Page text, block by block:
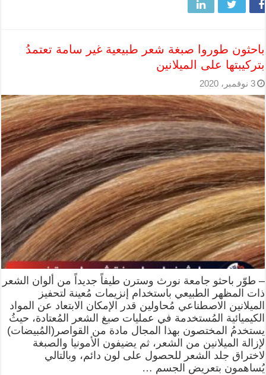
باحثون طوروا صبغة شعر طبيعية غير سامة تعتمدُ
بتركيبتها على الميلانين
3 نوفمبر، 2020
– طوّر باحثو جامعة نورث وسترن طيفاً جديداً من ألوان الشعر
ذات المظهر الطبيعي باستخدام إنزيمات مُعينة لتحفيز
الميلانين الاصطناعي مُحاولين قدر الإمكان الابتعاد عن المواد
الكيميائية المُستخدمة في عمليات صبغ الشعر المُعتادة، حيثُ
يستخدمُ المختصون بهذا المجال مادة من القواصر(المُبيضات)
لإزالة الميلانين من الشعر، ثم يضيفون الأمونيا والصبغة
لاختراق جلد الشعر للحصول على لون دائم، وبالتالي
يُساهمون بتعريض الجسم …